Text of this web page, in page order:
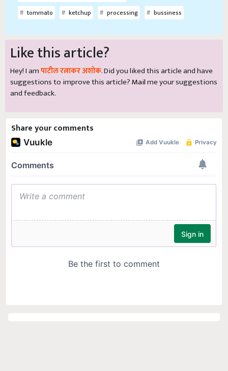
tommato
ketchup processing bussiness
Like this article?
Hey! I amपाटील रत्नाकर अशोक. Did you liked this article and have
suggestions to improve this article?Mailme your suggestions
and feedback.
Share your comments